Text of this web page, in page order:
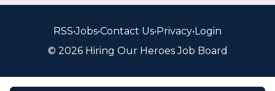
RSS•Jobs•Contact Us•Privacy•Login
© 2026 Hiring Our Heroes Job Board